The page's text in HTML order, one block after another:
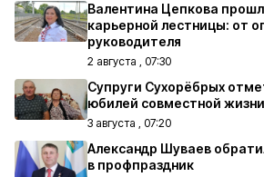
Валентина Цепкова
карьерной лестницы: от
руководителя
2 августа , 07:30
Супруги Сухорёбрых
юбилей совместной жизни
3 августа , 07:20
Александр Шуваев
в профпраздник